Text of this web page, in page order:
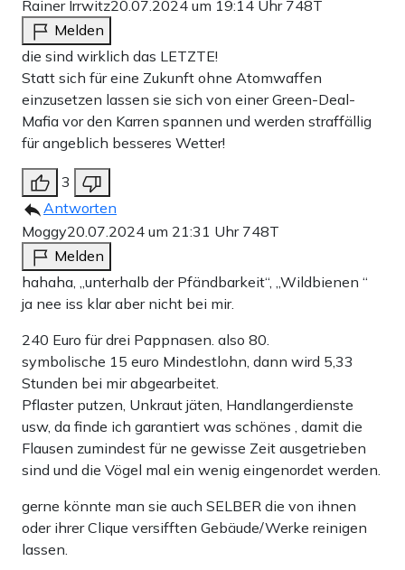
Rainer Irrwitz20.07.2024 um 19:14 Uhr 748T
Melden
die sind wirklich das LETZTE!
Statt sich für eine Zukunft ohne Atomwaffen
einzusetzen lassen sie sich von einer Green-Deal-
Mafia vor den Karren spannen und werden straffällig
für angeblich besseres Wetter!
3
Antworten
Moggy20.07.2024 um 21:31 Uhr 748T
Melden
hahaha, „unterhalb der Pfändbarkeit“, „Wildbienen “
ja nee iss klar aber nicht bei mir.
240 Euro für drei Pappnasen. also 80.
symbolische 15 euro Mindestlohn, dann wird 5,33
Stunden bei mir abgearbeitet.
Pflaster putzen, Unkraut jäten, Handlangerdienste
usw, da finde ich garantiert was schönes , damit die
Flausen zumindest für ne gewisse Zeit ausgetrieben
sind und die Vögel mal ein wenig eingenordet werden.
gerne könnte man sie auch SELBER die von ihnen
oder ihrer Clique versifften Gebäude/Werke reinigen
lassen.